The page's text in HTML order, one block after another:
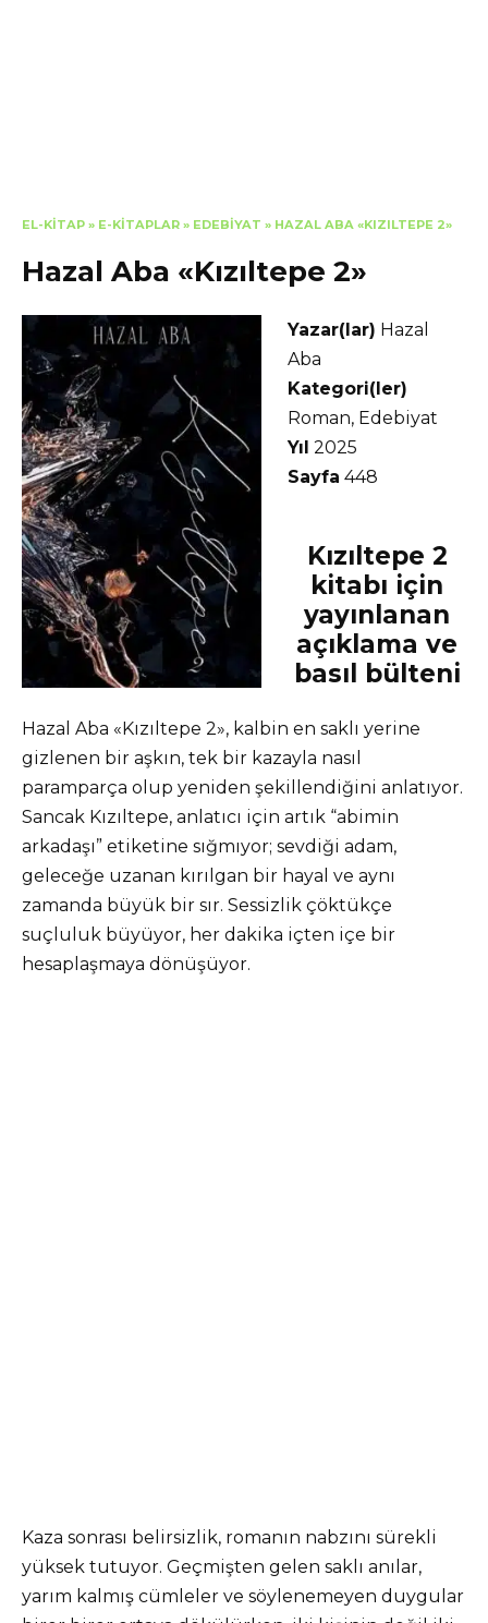
EL-KITAP » E-KITAPLAR » EDEBIYAT » HAZAL ABA «KIZILTEPE 2»
Hazal Aba «Kızıltepe 2»
Yazar(lar) Hazal
Aba
Kategori(ler)
Roman, Edebiyat
Yıl 2025
Sayfa 448
Kızıltepe 2
kitabı için
yayınlanan
açıklama ve
basıl bülteni
Hazal Aba «Kızıltepe 2», kalbin en saklı yerine
gizlenen bir aşkın, tek bir kazayla nasıl
paramparça olup yeniden şekillendiğini anlatıyor.
Sancak Kızıltepe, anlatıcı için artık “abimin
arkadaşı” etiketine sığmıyor; sevdiği adam,
geleceğe uzanan kırılgan bir hayal ve aynı
zamanda büyük bir sır. Sessizlik çöktükçe
suçluluk büyüyor, her dakika içten içe bir
hesaplaşmaya dönüşüyor.
Kaza sonrası belirsizlik, romanın nabzını sürekli
yüksek tutuyor. Geçmişten gelen saklı anılar,
yarım kalmış cümleler ve söylenemeyen duygular